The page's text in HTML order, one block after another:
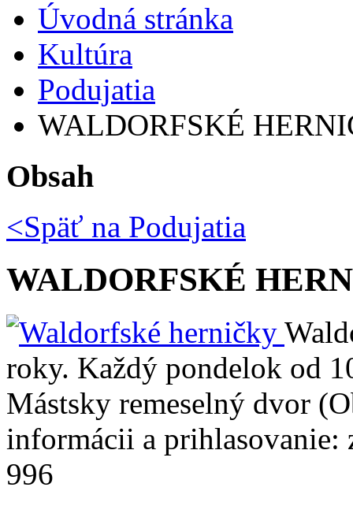
Úvodná stránka
Kultúra
Podujatia
WALDORFSKÉ
Obsah
<Späť na Podujatia
WALDORFSKÉ
roky. Každý pondelok od
Mástsky remeselný dvor
informácii a prihlasovanie:
996